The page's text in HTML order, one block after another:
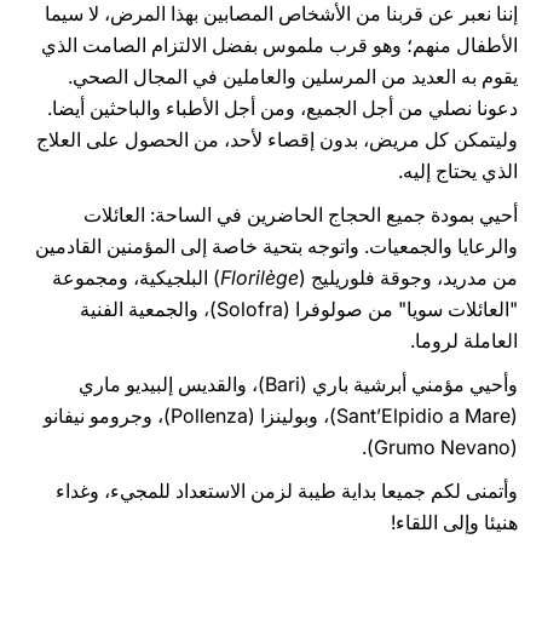
إننا نعبر عن قربنا من الأشخاص المصابين بهذا المرض، لا سيما
الأطفال منهم؛ وهو قرب ملموس بفضل الالتزام الصامت الذي
يقوم به العديد من المرسلين والعاملين في المجال الصحي.
دعونا نصلي من أجل الجميع، ومن أجل الأطباء والباحثين أيضا.
وليتمكن كل مريض، بدون إقصاء لأحد، من الحصول على العلاج
الذي يحتاج إليه.
أحيي بمودة جميع الحجاج الحاضرين في الساحة: العائلات
والرعايا والجمعيات. واتوجه بتحية خاصة إلى المؤمنين القادمين
من مدريد، وجوقة فلوريليج (Florilège) البلجيكية، ومجموعة
"العائلات سويا" من صولوفرا (Solofra)، والجمعية الفنية
العاملة لروما.
وأحيي مؤمني أبرشية باري (Bari)، والقديس إلبيديو ماري
(Sant’Elpidio a Mare)، وبولينزا (Pollenza)، وجرومو نيفانو
(Grumo Nevano).
وأتمنى لكم جميعا بداية طيبة لزمن الاستعداد للمجيء، وغداء
هنيئا وإلى اللقاء!